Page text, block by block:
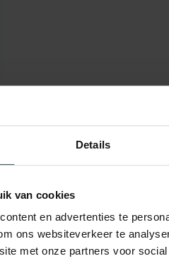
Details
van cookies
en advertenties te
ons websiteverkeer te
met onze partners voor